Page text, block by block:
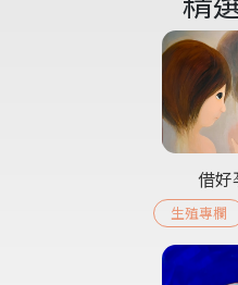
借好
生殖專欄